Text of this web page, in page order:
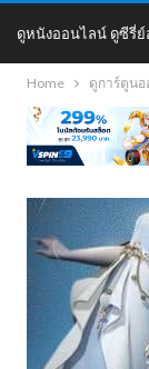
ดูหนังออนไลน์ ดูซีรี่ย์
DoDoNung
Home ดูการ์ตูน